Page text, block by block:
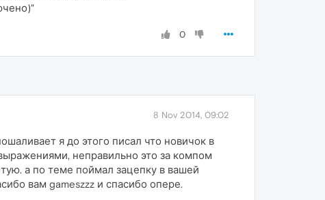
0
8 Nov 2014, 09:02
я до этого писал что новичок в
неправильно это за компом
а по теме поймал зацепку в вашей
вам gameszzz и спасибо опере.